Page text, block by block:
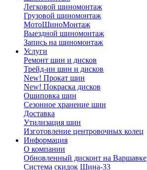
Легковой шиномонтаж
Грузовой шиномонтаж
МотоШиноМонтаж
Выездной шиномонтаж
Запись на шиномонтаж
Услуги
Ремонт шин и дисков
Трейд-ин шин и дисков
New! Прокат шин
New! Покраска дисков
Ошиповка шин
Сезонное хранение шин
Доставка
Утилизация шин
Изготовление центровочных колец
Информация
О компании
Обновленный дисконт на Варшавке
Система скидок Шина-33